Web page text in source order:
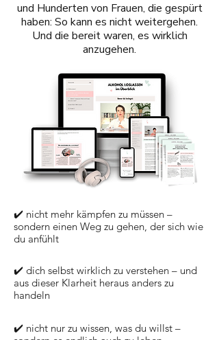
und Hunderten von Frauen, die gespürt
haben: So kann es nicht weitergehen.
Und die bereit waren, es wirklich
anzugehen.
✔️ nicht mehr kämpfen zu müssen –
sondern einen Weg zu gehen, der sich wie
du anfühlt
✔️ dich selbst wirklich zu verstehen – und
aus dieser Klarheit heraus anders zu
handeln
✔️ nicht nur zu wissen, was du willst –